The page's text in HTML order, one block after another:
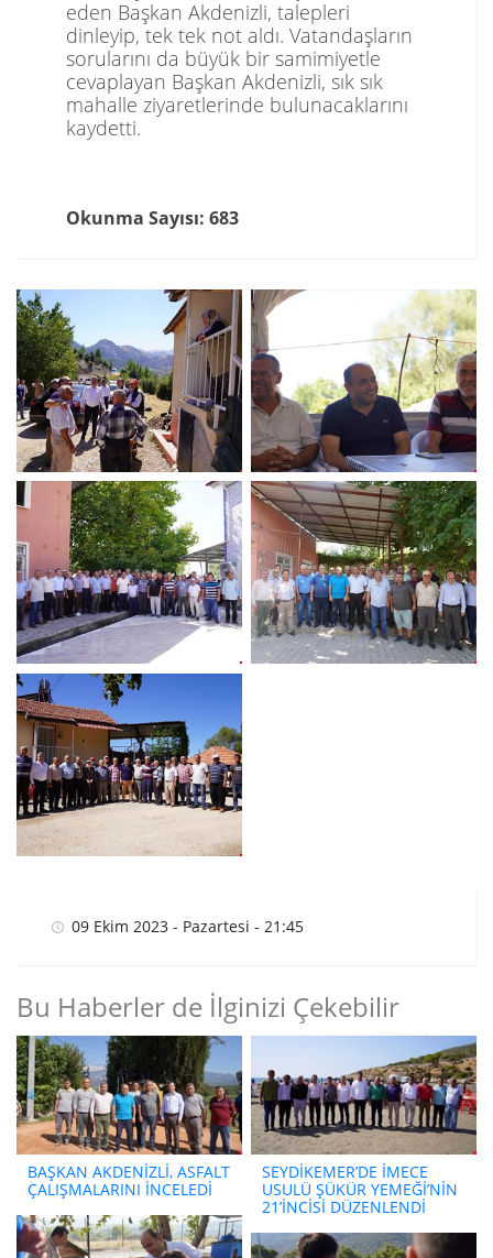
eden Başkan Akdenizli, talepleri
dinleyip, tek tek not aldı. Vatandaşların
sorularını da büyük bir samimiyetle
cevaplayan Başkan Akdenizli, sık sık
mahalle ziyaretlerinde bulunacaklarını
kaydetti.
Okunma Sayısı: 683
09 Ekim 2023 - Pazartesi - 21:45
Bu Haberler de İlginizi Çekebilir
BAŞKAN AKDENİZLİ, ASFALT
ÇALIŞMALARINI İNCELEDİ
SEYDİKEMER’DE İMECE
USULÜ ŞÜKÜR YEMEĞİ’NİN
21’İNCİSİ DÜZENLENDİ